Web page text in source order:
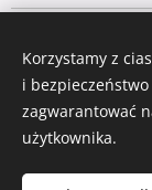
Korzystamy z
i
zagwarantować
użytkownika.